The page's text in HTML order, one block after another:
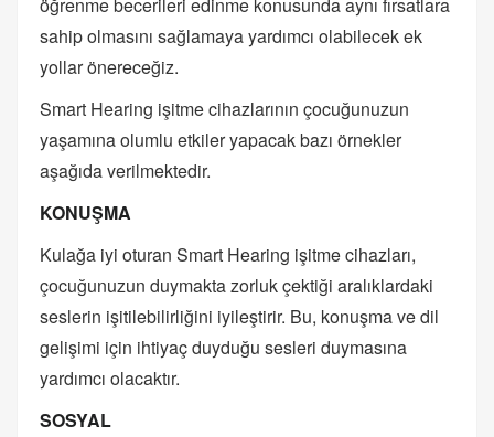
öğrenme becerileri edinme konusunda aynı fırsatlara
sahip olmasını sağlamaya yardımcı olabilecek ek
yollar önereceğiz.
Smart Hearing işitme cihazlarının çocuğunuzun
yaşamına olumlu etkiler yapacak bazı örnekler
aşağıda verilmektedir.
KONUŞMA
Kulağa iyi oturan Smart Hearing işitme cihazları,
çocuğunuzun duymakta zorluk çektiği aralıklardaki
seslerin işitilebilirliğini iyileştirir. Bu, konuşma ve dil
gelişimi için ihtiyaç duyduğu sesleri duymasına
yardımcı olacaktır.
SOSYAL